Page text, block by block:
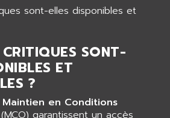
1200
1000
SONT-
ET
?
en Conditions
(MCO) garantissent un accès